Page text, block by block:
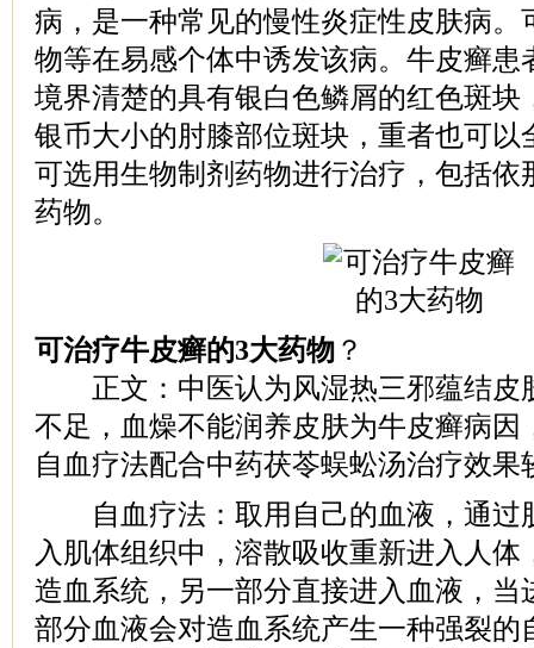
病，是一种常见的慢性炎症性皮肤病。
物等在易感个体中诱发该病。牛皮癣患
境界清楚的具有银白色鳞屑的红色斑块
银币大小的肘膝部位斑块，重者也可以
可选用生物制剂药物进行治疗，包括依
药物。
可治疗牛皮癣的3大药物 ？
正文：中医认为风湿热三邪蕴结皮
不足，血燥不能润养皮肤为牛皮癣病因
自血疗法配合中药茯苓蜈蚣汤治疗效果
自血疗法：取用自己的血液，通过
入肌体组织中，溶散吸收重新进入人体
造血系统，另一部分直接进入血液，当
部分血液会对造血系统产生一种强裂的